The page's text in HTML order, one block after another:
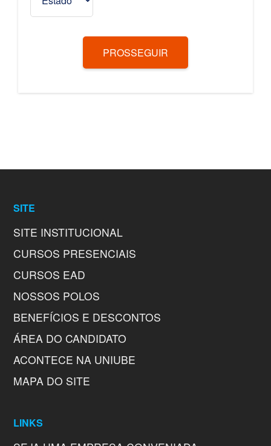
PROSSEGUIR
SITE
SITE INSTITUCIONAL
CURSOS PRESENCIAIS
CURSOS EAD
NOSSOS POLOS
BENEFÍCIOS E DESCONTOS
ÁREA DO CANDIDATO
ACONTECE NA UNIUBE
MAPA DO SITE
LINKS